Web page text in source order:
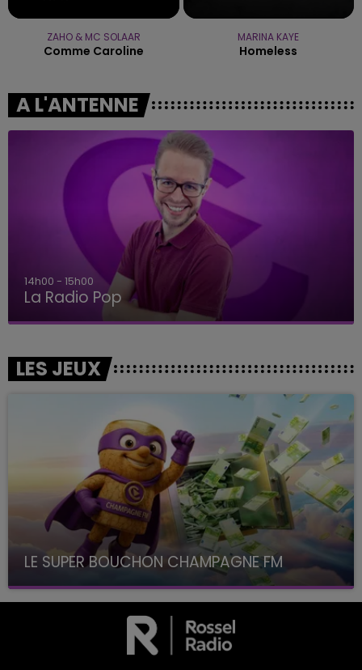
ZAHO & MC SOLAAR
Comme Caroline
MARINA KAYE
Homeless
A L'ANTENNE
15h00 - 19h00
Le Club Champagne FM
LES JEUX
LE SUPER BOUCHON CHAMPAGNE FM
avec La Famille Champagne FM, à 8H10